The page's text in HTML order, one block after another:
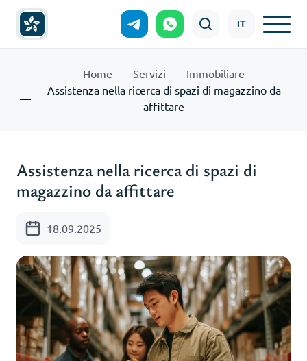
IT
Home Servizi
Immobiliare
Assistenza nella ricerca di spazi di magazzino da
affittare
Assistenza nella ricerca di spazi di
magazzino da affittare
18.09.2025